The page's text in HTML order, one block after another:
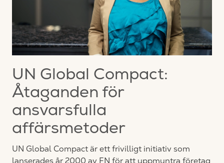
UN Global Compact:
Åtaganden för
ansvarsfulla
affärsmetoder
UN Global Compact är ett frivilligt initiativ som
lanserades år 2000 av FN för att uppmuntra företag